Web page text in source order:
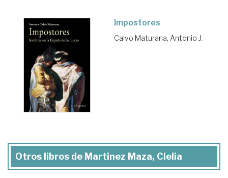
Impostores
Calvo Maturana, Antonio J.
Otros libros de Martinez Maza, Clelia